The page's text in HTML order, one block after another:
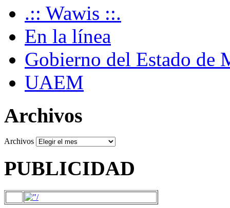
.:: Wawis ::.
En la línea
Gobierno del Estado de
UAEM
Archivos
Archivos
PUBLICIDAD